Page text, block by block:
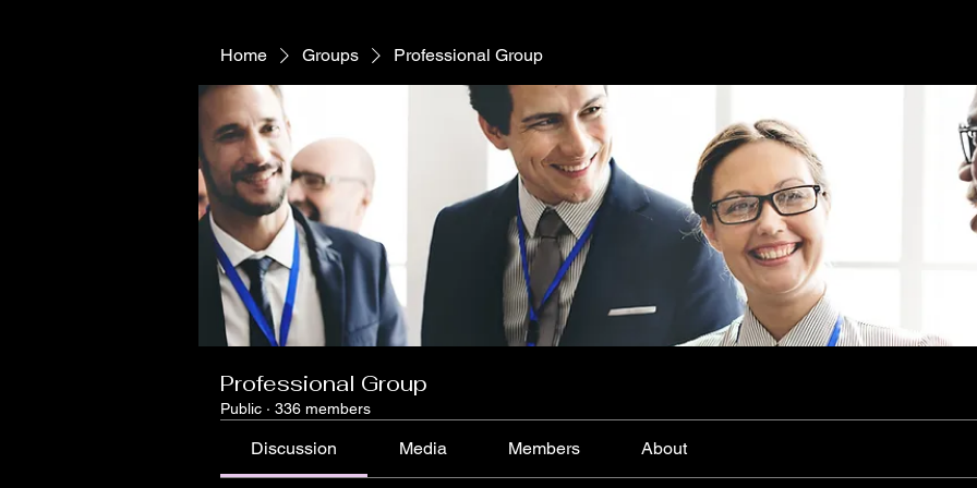
Home Groups Professional Group
Professional Group
Public · 336 members
Discussion Media Members About